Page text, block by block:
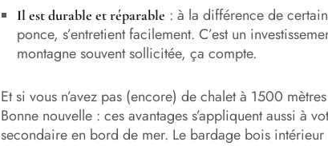
Il est durable et réparable : à la différence de
ponce, s’entretient facilement. C’est un
montagne souvent sollicitée, ça compte.
Et si vous n’avez pas (encore) de chalet à 1500
Bonne nouvelle : ces avantages s’appliquent aussi à
secondaire en bord de mer. Le bardage bois intérieur